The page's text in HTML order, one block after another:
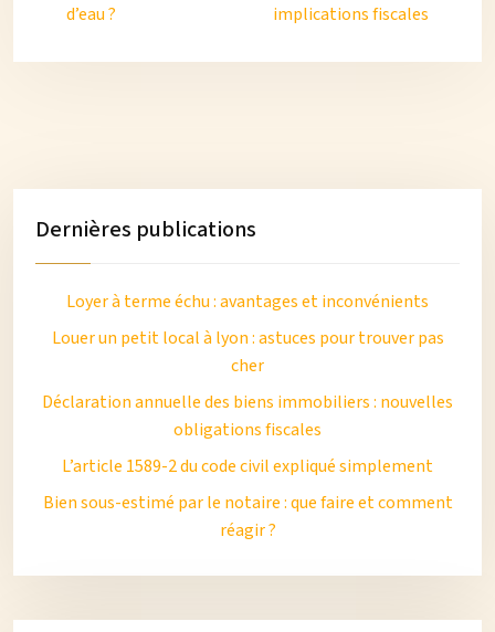
d’eau ?
implications fiscales
Dernières publications
Loyer à terme échu : avantages et inconvénients
Louer un petit local à lyon : astuces pour trouver pas
cher
Déclaration annuelle des biens immobiliers : nouvelles
obligations fiscales
L’article 1589-2 du code civil expliqué simplement
Bien sous-estimé par le notaire : que faire et comment
réagir ?